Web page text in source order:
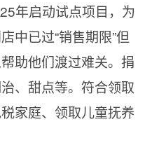
年启动试点项目，为
中已过“销售期限”但
助他们渡过难关。捐
、甜点等。符合领取
家庭、领取儿童抚养